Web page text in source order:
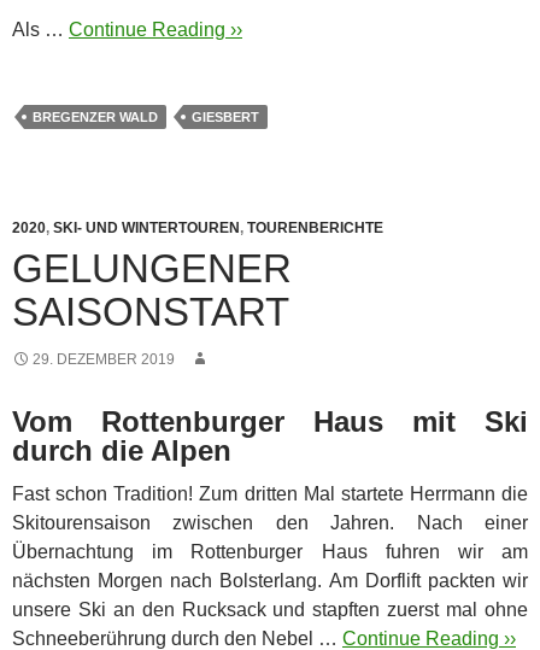
Als … Continue Reading ››
BREGENZER WALD GIESBERT
2020, SKI- UND WINTERTOUREN, TOURENBERICHTE
GELUNGENER
SAISONSTART
29. DEZEMBER 2019
Vom Rottenburger Haus mit Ski
durch die Alpen
Fast schon Tradition! Zum dritten Mal startete Herrmann die
Skitourensaison zwischen den Jahren.
Nach einer
Übernachtung im Rottenburger Haus fuhren wir am
nächsten Morgen nach Bolsterlang. Am Dorflift packten wir
unsere Ski an den Rucksack und stapften zuerst mal ohne
Schneeberührung durch den Nebel … Continue Reading ››